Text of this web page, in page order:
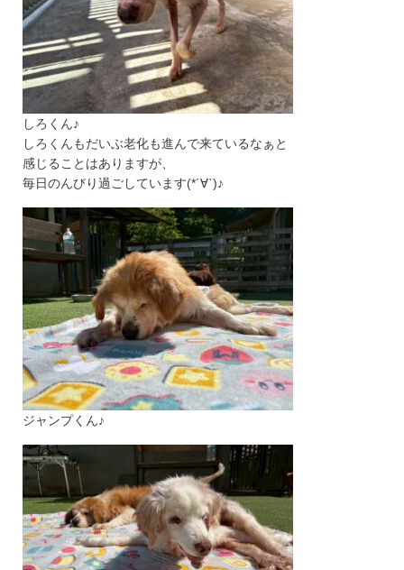
しろくん♪
しろくんもだいぶ老化も進んで来ているなぁと
感じることはありますが、
毎日のんびり過ごしています(*´∀`)♪
ジャンプくん♪